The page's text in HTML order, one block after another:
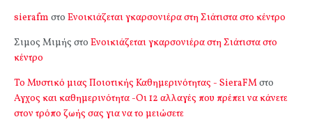
sierafm στο Ενοικιάζεται γκαρσονιέρα στη Σιάτιστα στο κέντρο
Σιμος Μιμής στο Ενοικιάζεται γκαρσονιέρα στη Σιάτιστα στο
κέντρο
Το Μυστικό μιας Ποιοτικής Καθημερινότητας - SieraFMστο
Αγχος και καθημερινότητα -Οι 12 αλλαγές που πρέπει να κάνετε
στον τρόπο ζωής σας για να το μειώσετε